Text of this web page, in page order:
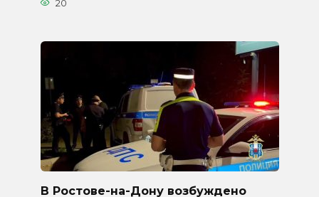
20
В Ростове-на-Дону возбуждено